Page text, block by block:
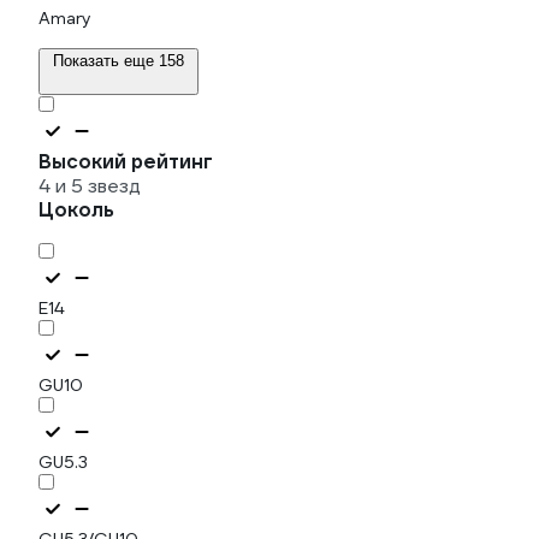
Amary
Показать еще 158
Высокий рейтинг
4 и 5 звезд
Цоколь
E14
GU10
GU5.3